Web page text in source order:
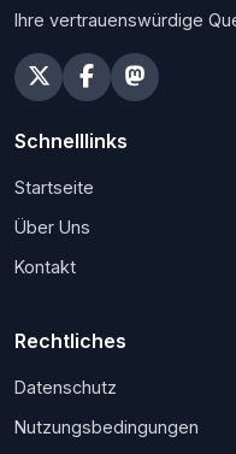
Ihre vertrauenswürdige
Schnelllinks
Startseite
Über Uns
Kontakt
Rechtliches
Datenschutz
Nutzungsbedingungen